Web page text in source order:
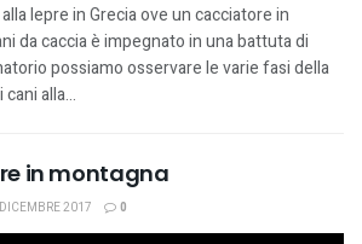
lepre in Grecia ove un cacciatore in
da caccia è impegnato in una battuta di
possiamo osservare le varie fasi della
alla...
in montagna
2017 0